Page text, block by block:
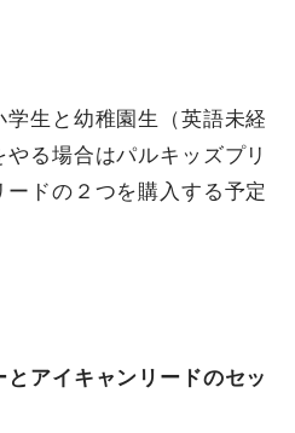
生と幼稚園生（英語未経
る場合はパルキッズプリ
ドの２つを購入する予定
アイキャンリードのセッ